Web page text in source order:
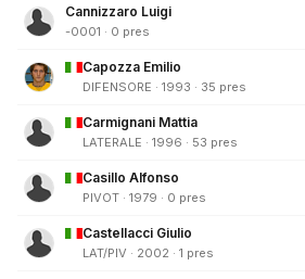
Cannizzaro Luigi
-0001 · 0 pres
Capozza Emilio
DIFENSORE · 1993 · 35 pres
Carmignani Mattia
LATERALE · 1996 · 53 pres
Casillo Alfonso
PIVOT · 1979 · 0 pres
Castellacci Giulio
LAT/PIV · 2002 · 1 pres